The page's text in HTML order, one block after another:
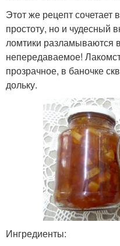
Этот же рецепт сочетает
простоту, но и чудесный
ломтики разламываются
непередаваемое!
прозрачное, в баночке
дольку.
Ингредиенты: